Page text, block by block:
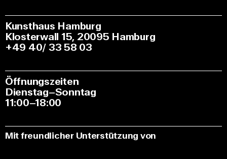
Kunsthaus Hamburg
Klosterwall 15, 20095 Hamburg
+49 40/ 33 58 03
Öffnungszeiten
Dienstag–Sonntag
11:00–18:00
Mit freundlicher Unterstützung von